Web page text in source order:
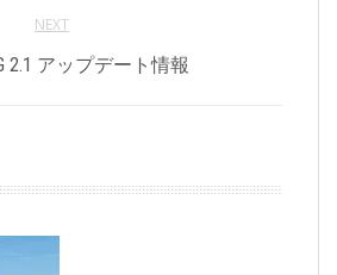
NEXT
2.1 アップデート情報